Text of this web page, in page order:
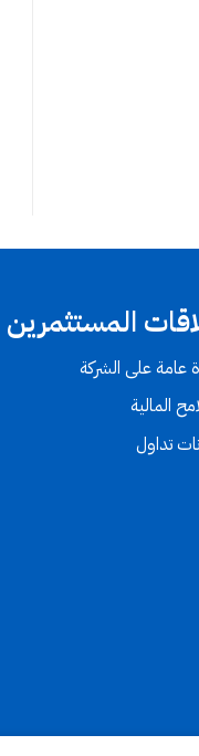
المستثمرين
عامة على الشركة
المالية
تداول